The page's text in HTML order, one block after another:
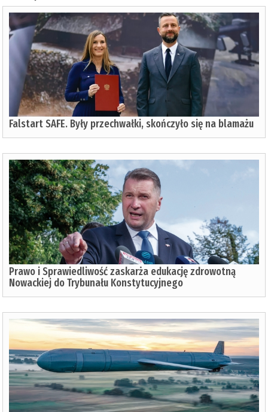
Falstart SAFE. Były przechwałki, skończyło się na blamażu
Prawo i Sprawiedliwość zaskarża edukację zdrowotną
Nowackiej do Trybunału Konstytucyjnego